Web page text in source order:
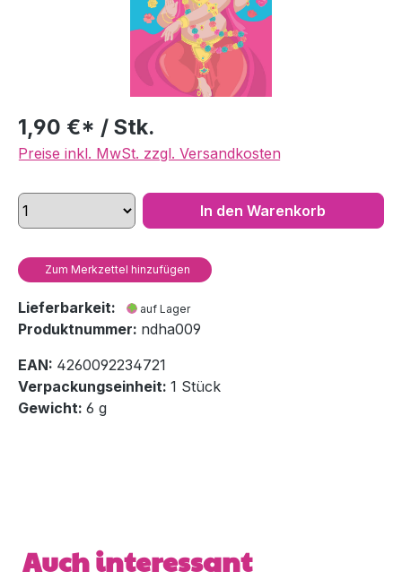
1,90 €* / Stk.
Preise inkl. MwSt. zzgl. Versandkosten
In den Warenkorb
Zum Merkzettel hinzufügen
Lieferbarkeit: auf Lager
Produktnummer: ndha009
EAN: 4260092234721
Verpackungseinheit: 1 Stück
Gewicht: 6 g
Produktgalerie überspringen
Auch interessant